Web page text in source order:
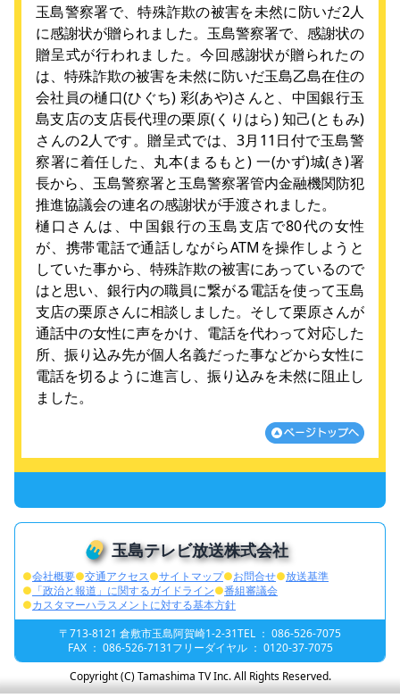
玉島警察署で、特殊詐欺の被害を未然に防いだ2人
に感謝状が贈られました。玉島警察署で、感謝状の
贈呈式が行われました。今回感謝状が贈られたの
は、特殊詐欺の被害を未然に防いだ玉島乙島在住の
会社員の樋口(ひぐち) 彩(あや)さんと、中国銀行玉
島支店の支店長代理の栗原(くりはら) 知己(ともみ)
さんの2人です。贈呈式では、3月11日付で玉島警
察署に着任した、丸本(まるもと) 一(かず)城(き)署
長から、玉島警察署と玉島警察署管内金融機関防犯
推進協議会の連名の感謝状が手渡されました。
樋口さんは、中国銀行の玉島支店で80代の女性
が、携帯電話で通話しながらATMを操作しようと
していた事から、特殊詐欺の被害にあっているので
はと思い、銀行内の職員に繋がる電話を使って玉島
支店の栗原さんに相談しました。そして栗原さんが
通話中の女性に声をかけ、電話を代わって対応した
所、振り込み先が個人名義だった事などから女性に
電話を切るように進言し、振り込みを未然に阻止し
ました。
玉島テレビ放送株式会社
●会社概要●交通アクセス●サイトマップ●お問合せ●放送基準
● 「政治と報道」に関するガイドライン●番組審議会
●カスタマーハラスメントに対する基本方針
〒713-8121 倉敷市玉島阿賀崎1-2-31TEL ： 086-526-7075
FAX ： 086-526-7131フリーダイヤル ： 0120-37-7075
Copyright (C) Tamashima TV Inc. All Rights Reserved.